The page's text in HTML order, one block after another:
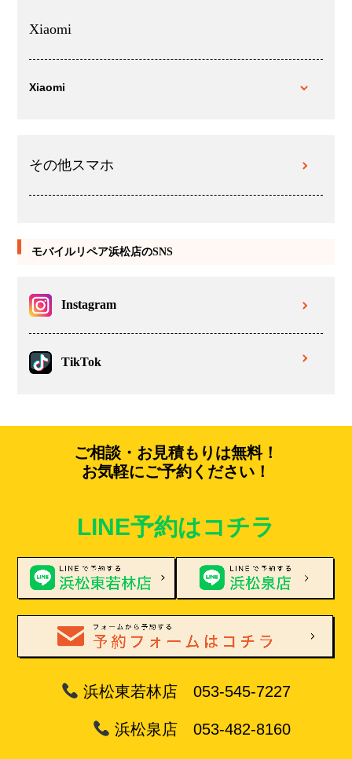
Xiaomi
Xiaomi
その他スマホ
モバイルリペア浜松店のSNS
Instagram
TikTok
ご相談・お見積もりは無料！
お気軽にご予約ください！
LINE予約はコチラ
浜松東若林店 053-545-7227
浜松泉店 053-482-8160